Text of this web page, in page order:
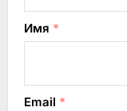
Имя *
Email *